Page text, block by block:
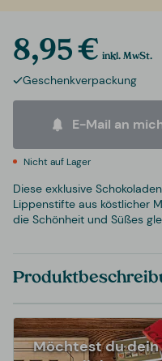
8,95 € inkl. MwSt.
Geschenkverpackung
E-Mail an
Nicht auf Lager
Diese exklusive
Lippenstifte aus köstlicher
die Schönheit und Süßes
Möchtest du dein